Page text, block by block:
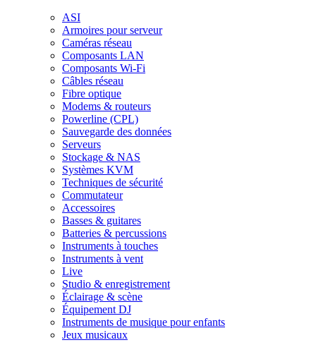
ASI
Armoires pour serveur
Caméras réseau
Composants LAN
Composants Wi-Fi
Câbles réseau
Fibre optique
Modems & routeurs
Powerline (CPL)
Sauvegarde des données
Serveurs
Stockage & NAS
Systèmes KVM
Techniques de sécurité
Commutateur
Accessoires
Basses & guitares
Batteries & percussions
Instruments à touches
Instruments à vent
Live
Studio & enregistrement
Éclairage & scène
Équipement DJ
Instruments de musique pour enfants
Jeux musicaux